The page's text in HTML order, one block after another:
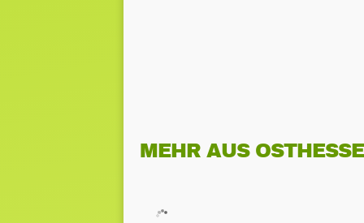
MEHR AUS